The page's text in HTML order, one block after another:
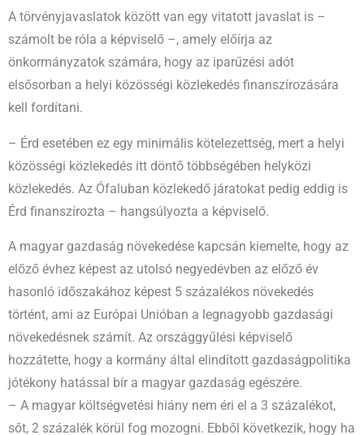
A törvényjavaslatok között van egy vitatott javaslat is –
számolt be róla a képviselő –, amely előírja az
önkormányzatok számára, hogy az iparűzési adót
elsősorban a helyi közösségi közlekedés finanszírozására
kell fordítani.
– Érd esetében ez egy minimális kötelezettség, mert a helyi
közösségi közlekedés itt döntő többségében helyközi
közlekedés. Az Ófaluban közlekedő járatokat pedig eddig is
Érd finanszírozta – hangsúlyozta a képviselő.
A magyar gazdaság növekedése kapcsán kiemelte, hogy az
előző évhez képest az utolsó negyedévben az előző év
hasonló időszakához képest 5 százalékos növekedés
történt, ami az Európai Unióban a legnagyobb gazdasági
növekedésnek számít. Az országgyűlési képviselő
hozzátette, hogy a kormány által elindított gazdaságpolitika
jótékony hatással bír a magyar gazdaság egészére.
– A magyar költségvetési hiány nem éri el a 3 százalékot,
sőt, 2 százalék körül fog mozogni. Ebből következik, hogy ha